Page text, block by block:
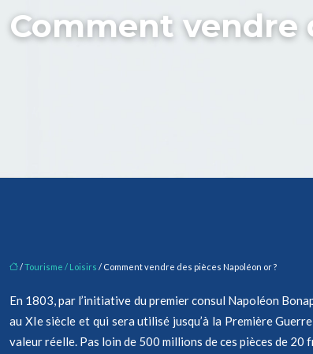
Comment vendre
/Tourisme / Loisirs / Comment vendre des pièces Napoléon or ?
En 1803, par l’initiative du premier consul Napoléon
au XIe siècle et qui sera utilisé jusqu’à la Première
valeur réelle. Pas loin de 500 millions de ces pièces de